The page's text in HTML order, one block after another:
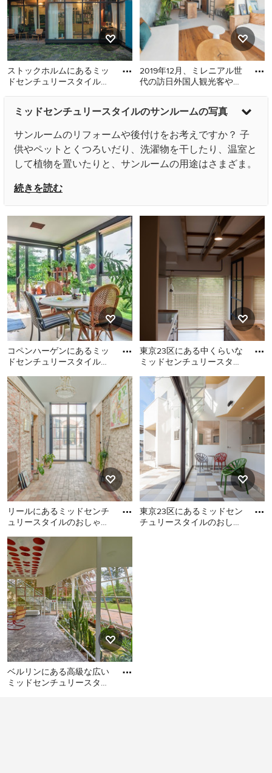
ストックホルムにあるミッ
ドセンチュリースタイルの
ストックホルムにあるミッ
ドセンチュリースタイルの
真
2019年12月、ミレニアル世
代の訪日外国人観光客や国
東京23区にあるお手頃価格
の小さなミッドセンチュリ
ンルーム (塗装フローリン
グ、標準型天井) の写真
ミッドセンチュリースタイルのサンルームの写真
サンルームのリフォームや後付けをお考えですか？ 子
供やペットとくつろいだり、洗濯物を干したり、温室と
して植物を置いたりと、サンルームの用途はさまざま。
写真の中から、あなたの希望や条件に合う理想のサンル
ームのアイデアを見つけてください。
サンルームがあれば、梅雨のジメジメした時期でも洗濯
物の心配はいりません！日照時間が短い冬の間も、最大
限に太陽光を取り入れて、お花やハーブ、お野菜なんか
を育てることもできます。日本の家庭ではあまり馴染み
のないスペースですが、サンルームがあるとないのとで
は、生活の潤いが全く異なります。住まいのリフォー
ム、リノベーションをお考えの方、ミッドセンチュリー
サンルームの設置を視野に入れてみてはいかがでしょう
か？
サンルームのスタイル
主に洗濯物を干すスペースとしてミッドセンチュリース
タイルのサンルームの設置を考えている方なら、手頃な
価格でより簡単に設置できる簡易型のサンルームをおす
すめします。部屋と繋がった屋外のクローゼット、とい
った位置づけになり、洗濯物を乾かすスペースとしてだ
けでなく、ちょっとした収納エリアとしても活用するこ
とができます。
リビングの延長線上にある、くつろぎのスペースとして
サンルームを使うのであれば、なにより気密性や居住性
を重視する必要があります。ミッドセンチュリースタイ
ルのサンルームで過ごす時間が長ければ、外からの視線
も気になります。カーテンやブラインドといった目隠し
もサンルームのインテリアに合ったデザインを選ぶと、
くつろぎの空間をおしゃれに演出することができます。
サンルームでペットと過ごす
各家庭でペットとの暮らしにはルールがあります。 サ
ンルームにお気に入リのソファ（人間のお気に入りとペ
続きを読む
コペンハーゲンにあるミッ
ドセンチュリースタイルの
真
コペンハーゲンにあるミッ
ドセンチュリースタイルの
おしゃれなサンルームの写
真
東京23区にある中くらいな
ミッドセンチュリースタイ
(グレーの床) の写真
東京23区にある中くらいな
ミッドセンチュリースタイ
ルのおしゃれなサンルーム
(グレーの床) の写真
リールにあるミッドセンチ
ュリースタイルのおしゃれ
リールにあるミッドセンチ
ュリースタイルのおしゃれ
なサンルームの写真
東京23区にあるミッドセン
チュリースタイルのおしゃ
ベルリンにある高級な広い
ミッドセンチュリースタイ